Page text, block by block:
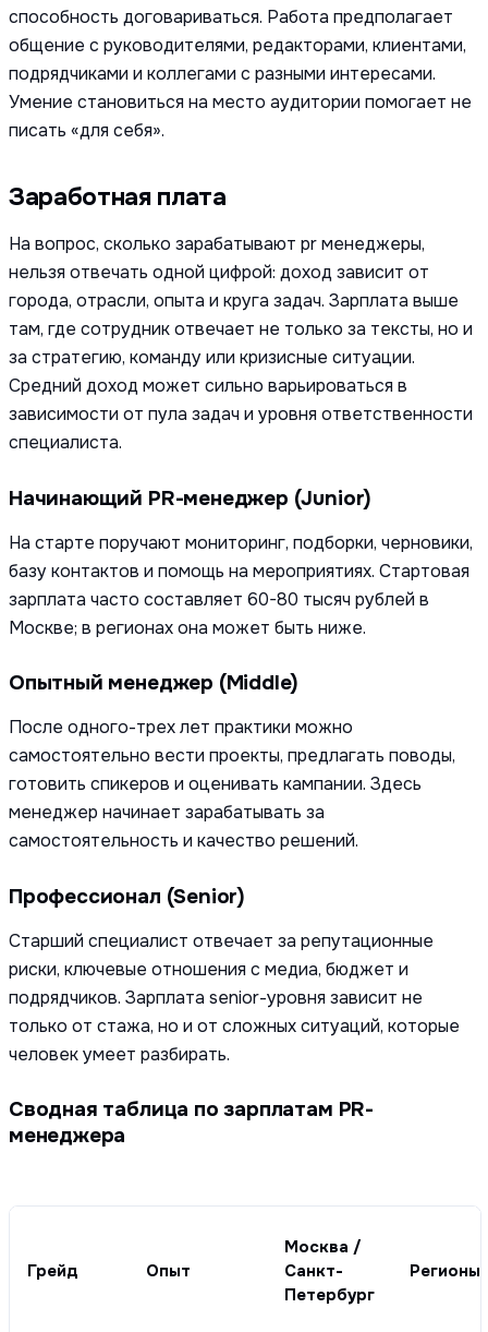
способность договариваться. Работа предполагает
общение с руководителями, редакторами, клиентами,
подрядчиками и коллегами с разными интересами.
Умение становиться на место аудитории помогает не
писать «для себя».
Заработная плата
На вопрос, сколько зарабатывают pr менеджеры,
нельзя отвечать одной цифрой: доход зависит от
города, отрасли, опыта и круга задач. Зарплата выше
там, где сотрудник отвечает не только за тексты, но и
за стратегию, команду или кризисные ситуации.
Средний доход может сильно варьироваться в
зависимости от пула задач и уровня ответственности
специалиста.
Начинающий PR-менеджер (Junior)
На старте поручают мониторинг, подборки, черновики,
базу контактов и помощь на мероприятиях. Стартовая
зарплата часто составляет 60-80 тысяч рублей в
Москве; в регионах она может быть ниже.
Опытный менеджер (Middle)
После одного-трех лет практики можно
самостоятельно вести проекты, предлагать поводы,
готовить спикеров и оценивать кампании. Здесь
менеджер начинает зарабатывать за
самостоятельность и качество решений.
Профессионал (Senior)
Старший специалист отвечает за репутационные
риски, ключевые отношения с медиа, бюджет и
подрядчиков. Зарплата senior-уровня зависит не
только от стажа, но и от сложных ситуаций, которые
человек умеет разбирать.
Сводная таблица по зарплатам PR-
менеджера
Грейд Опыт
Москва /
Санкт-
Петербург
Регионы